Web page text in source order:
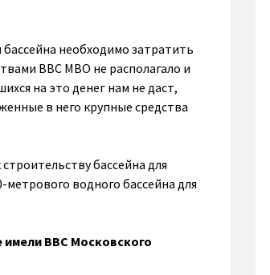
необходимо затратить
ВВС МВО не располагало и
на это денег нам не даст,
в него крупные средства
бассейна для
метрового водного бассейна для
ВВС Московского